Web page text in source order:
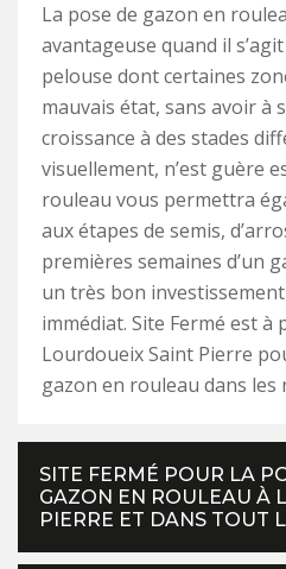
La pose de gazon en
avantageuse quand il
pelouse dont certaines
mauvais état, sans avoir à
croissance à des stades
visuellement, n’est guère
rouleau vous permettra
aux étapes de semis,
premières semaines d’un
un très bon
immédiat. Site Fermé est à
Lourdoueix Saint Pierre
gazon en rouleau dans les
SITE FERMÉ POUR LA
GAZON EN ROULEAU À
PIERRE ET DANS TOUT